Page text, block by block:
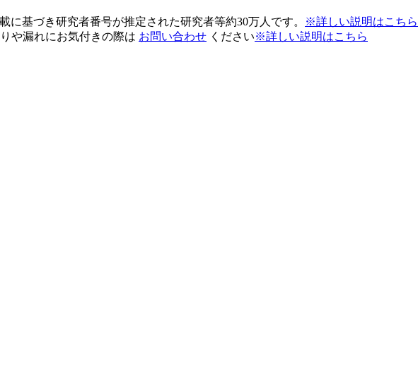
に基づき研究者番号が推定された研究者等約30万人です。
※詳しい説明はこちら
や漏れにお気付きの際は お問い合わせ ください※詳しい説明はこちら